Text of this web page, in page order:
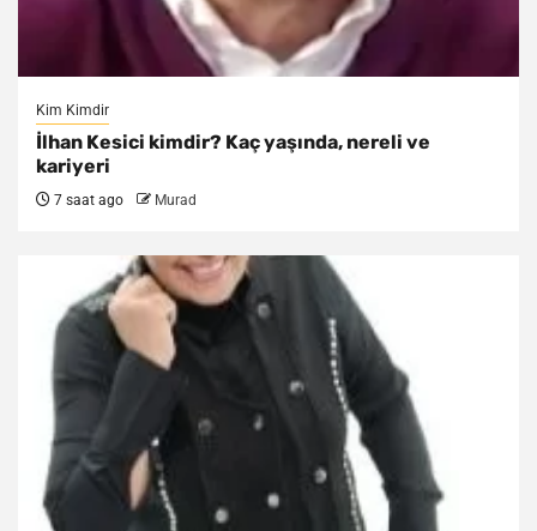
Kim Kimdir
İlhan Kesici kimdir? Kaç yaşında, nereli ve
kariyeri
7 saat ago Murad